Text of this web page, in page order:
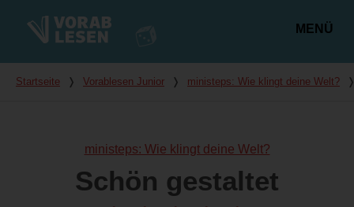
MENÜ
Du bist hier
Startseite ❭ Vorablesen Junior ❭ ministeps: Wie klingt deine Welt?
ministeps: Wie klingt deine Welt?
Schön gestaltet